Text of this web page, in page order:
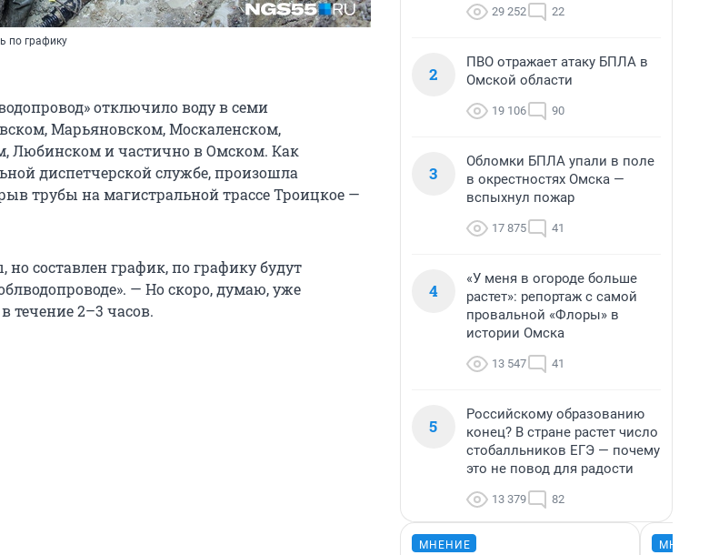
по графику
отключило воду в семи
Марьяновском, Москаленском,
Любинском и частично в Омском. Как
диспетчерской службе, произошла
трубы на магистральной трассе Троицкое —
составлен график, по графику будут
— Но скоро, думаю, уже
течение 2–3 часов.
29 252 22
2
ПВО отражает атаку БПЛА в
Омской области
19 106 90
3
Обломки БПЛА упали в поле
в окрестностях Омска —
вспыхнул пожар
17 875 41
4
«У меня в огороде больше
растет»: репортаж с самой
провальной «Флоры» в
истории Омска
13 547 41
5
Российскому образованию
конец? В стране растет число
стобалльников ЕГЭ — почему
это не повод для радости
13 379 82
МНЕНИЕ